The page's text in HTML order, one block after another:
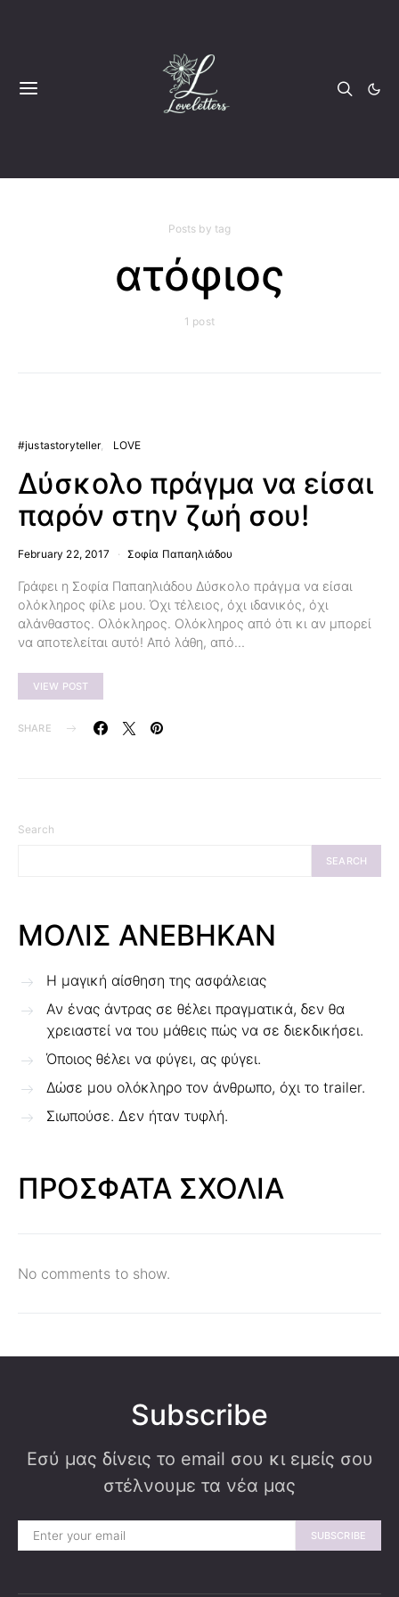
Posts by tag
ατόφιος
1 post
#justastoryteller LOVE
Δύσκολο πράγμα να είσαι
παρόν στην ζωή σου!
February 22, 2017 Σοφία Παπαηλιάδου
Γράφει η Σοφία Παπαηλιάδου Δύσκολο πράγμα να είσαι
ολόκληρος φίλε μου. Όχι τέλειος, όχι ιδανικός, όχι
αλάνθαστος. Ολόκληρος. Ολόκληρος από ότι κι αν μπορεί
να αποτελείται αυτό! Από λάθη, από…
VIEW POST
SHARE
Search
SEARCH
ΜΟΛΙΣ ΑΝΕΒΗΚΑΝ
Η μαγική αίσθηση της ασφάλειας
Αν ένας άντρας σε θέλει πραγματικά, δεν θα
χρειαστεί να του μάθεις πώς να σε διεκδικήσει.
Όποιος θέλει να φύγει, ας φύγει.
Δώσε μου ολόκληρο τον άνθρωπο, όχι το trailer.
Σιωπούσε. Δεν ήταν τυφλή.
ΠΡΟΣΦΑΤΑ ΣΧΟΛΙΑ
No comments to show.
Subscribe
Εσύ μας δίνεις το email σου κι εμείς σου
στέλνουμε τα νέα μας
SUBSCRIBE